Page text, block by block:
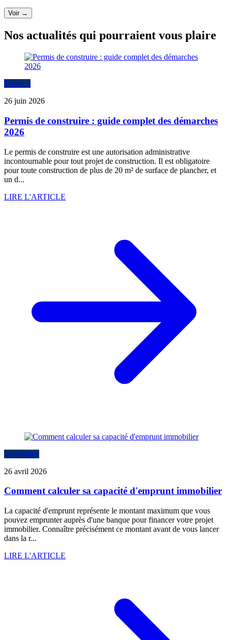
Voir →
Nos actualités qui pourraient vous plaire
Travaux
26 juin 2026
Permis de construire : guide complet des démarches
2026
Le permis de construire est une autorisation administrative
incontournable pour tout projet de construction. Il est obligatoire
pour toute construction de plus de 20 m² de surface de plancher, et
un d...
LIRE L'ARTICLE
Immobilier
26 avril 2026
Comment calculer sa capacité d'emprunt immobilier
La capacité d'emprunt représente le montant maximum que vous
pouvez emprunter auprès d'une banque pour financer votre projet
immobilier. Connaître précisément ce montant avant de vous lancer
dans la r...
LIRE L'ARTICLE